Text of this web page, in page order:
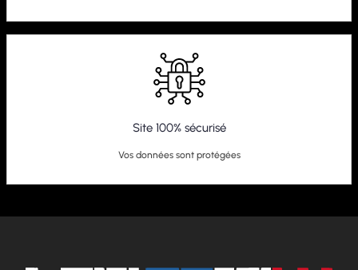
Site 100% sécurisé
Vos données sont protégées